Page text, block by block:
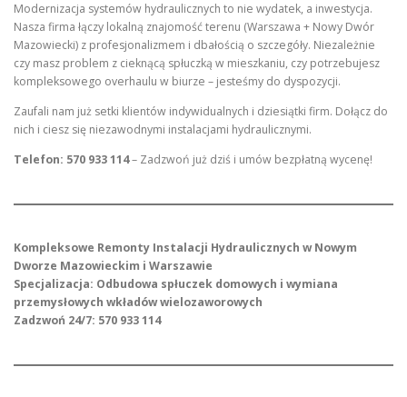
Modernizacja systemów hydraulicznych to nie wydatek, a inwestycja.
Nasza firma łączy lokalną znajomość terenu (Warszawa + Nowy Dwór
Mazowiecki) z profesjonalizmem i dbałością o szczegóły. Niezależnie
czy masz problem z cieknącą spłuczką w mieszkaniu, czy potrzebujesz
kompleksowego overhaulu w biurze – jesteśmy do dyspozycji.
Zaufali nam już setki klientów indywidualnych i dziesiątki firm. Dołącz do
nich i ciesz się niezawodnymi instalacjami hydraulicznymi.
Telefon: 570 933 114– Zadzwoń już dziś i umów bezpłatną wycenę!
Kompleksowe Remonty Instalacji Hydraulicznych w Nowym
Dworze Mazowieckim i Warszawie
Specjalizacja: Odbudowa spłuczek domowych i wymiana
przemysłowych wkładów wielozaworowych
Zadzwoń 24/7: 570 933 114